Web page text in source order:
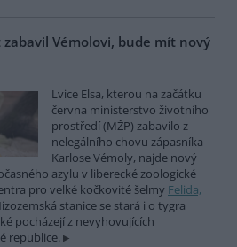
Vémolovi, bude mít nový
Lvice Elsa, kterou na začátku
června ministerstvo životního
prostředí (MŽP) zabavilo z
nelegálního chovu zápasníka
Karlose Vémoly, najde nový
azylu v liberecké zoologické
pro velké kočkovité šelmy Felida,
stanice se stará i o tygra
pocházejí z nevyhovujících
republice.